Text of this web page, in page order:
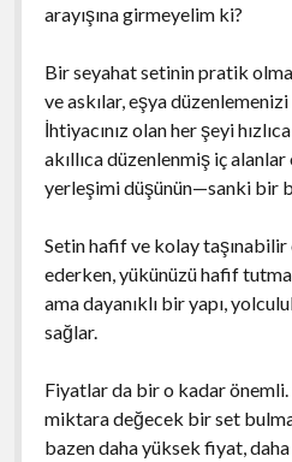
arayışına girmeyelim ki?
Bir seyahat setinin pratik
ve askılar, eşya
İhtiyacınız olan her şeyi
akıllıca düzenlenmiş iç
yerleşimi düşünün—sanki bir
Setin hafif ve kolay taşınabilir
ederken, yükünüzü hafif
ama dayanıklı bir yapı,
sağlar.
Fiyatlar da bir o kadar
miktara değecek bir set
bazen daha yüksek fiyat,